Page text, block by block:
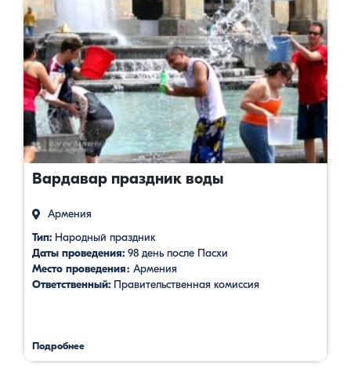
Вардавар праздник воды
Армения
Тип: Народный праздник
Даты проведения: 98 день после Пасхи
Место проведения։ Армения
Ответственный: Правительственная комиссия
Подробнее